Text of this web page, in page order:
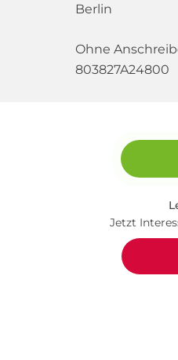
Berlin
Ohne
803827A24800
Jetzt